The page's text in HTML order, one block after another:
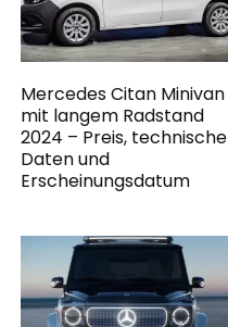
Mercedes Citan Minivan
mit langem Radstand
2024 – Preis, technische
Daten und
Erscheinungsdatum